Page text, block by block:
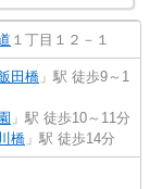
１丁目１２－１
田橋 」駅 徒歩9～1
」駅 徒歩10～11分
橋 」駅 徒歩14分